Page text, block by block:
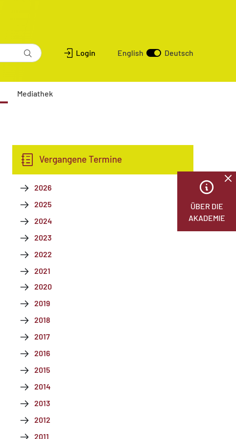
Login English Deutsch
Mediathek
Vergangene Termine
2026
2025
2024
2023
2022
2021
2020
2019
2018
2017
2016
2015
2014
2013
2012
2011
ÜBER DIE
AKADEMIE